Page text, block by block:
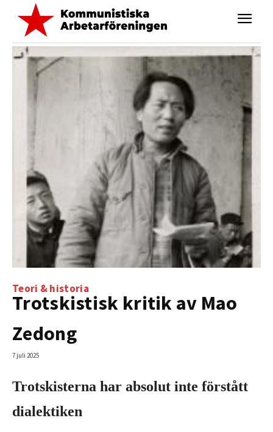
Teori & historia
Trotskistisk kritik av Mao
Zedong
7 juli 2025
Trotskisterna har absolut inte förstått
dialektiken